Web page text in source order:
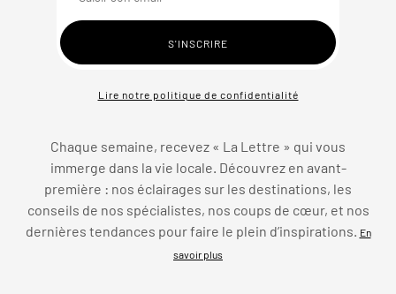
Lire notre politique de confidentialité
Chaque semaine, recevez « La Lettre » qui vous
immerge dans la vie locale. Découvrez en avant-
première : nos éclairages sur les destinations, les
conseils de nos spécialistes, nos coups de cœur, et nos
dernières tendances pour faire le plein d’inspirations.
En
savoir plus